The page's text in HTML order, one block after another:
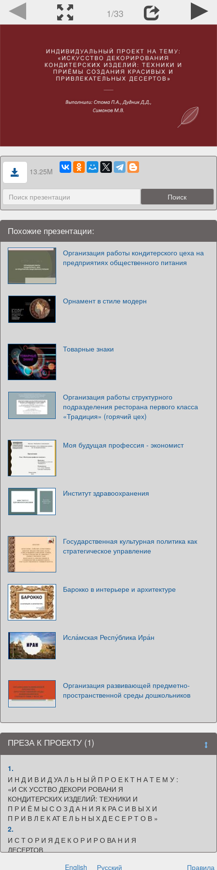
1/33
13.25M
Похожие презентации:
Организация работы кондитерского цеха на
предприятиях общественного питания
Орнамент в стиле модерн
Товарные знаки
Организация работы структурного
подразделения ресторана первого класса
«Традиция» (горячий цех)
Моя будущая профессия - экономист
Институт здравоохранения
Государственная культурная политика как
стратегическое управление
Барокко в интерьере и архитектуре
Исла́мская Респу́блика Ира́н
Организация развивающей предметно-
пространственной среды дошкольников
ПРЕЗА К ПРОЕКТУ (1)
1.
И Н Д И В И Д УА Л Ь Н Ы Й П Р О Е К Т Н А Т Е М У :
«И СК УССТВО ДЕКОРИ РОВАНИ Я
КОНДИТЕРСКИХ ИЗДЕЛИЙ: ТЕХНИКИ И
П Р И Ё М Ы С О З Д А Н И Я К РА С И В Ы Х И
П Р И В Л Е К АТ Е Л Ь Н Ы Х Д Е С Е Р Т О В »
2.
И С Т О Р И Я Д Е К О Р И Р О ВА Н И Я
ДЕСЕРТОВ
English Русский Правила